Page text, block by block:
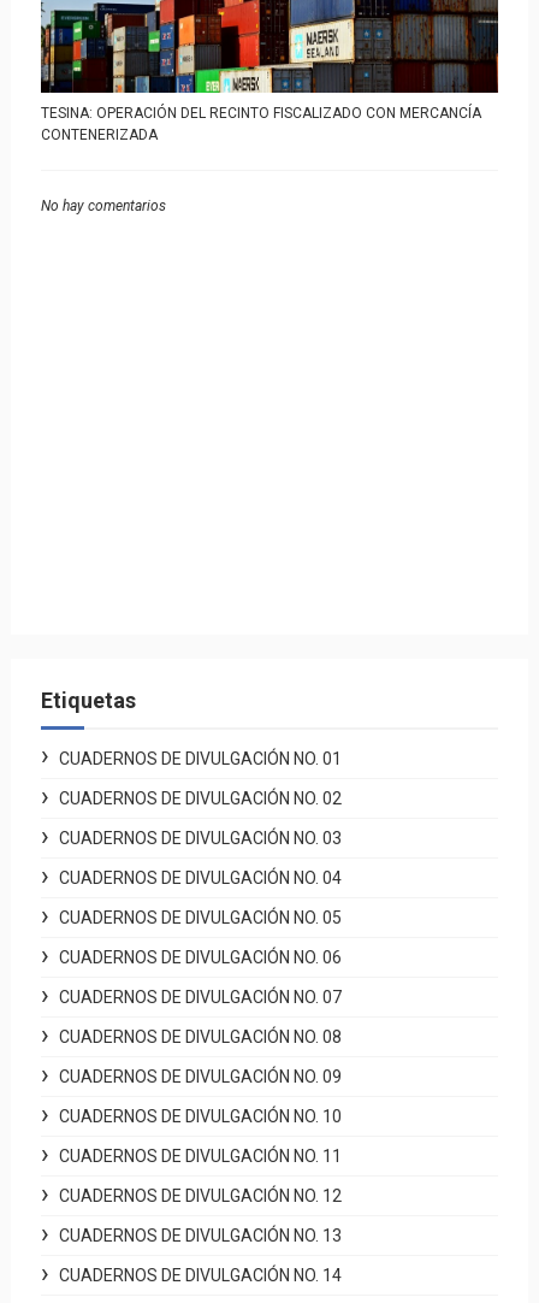
TESINA: OPERACIÓN DEL RECINTO FISCALIZADO CON MERCANCÍA
CONTENERIZADA
No hay comentarios
Etiquetas
CUADERNOS DE DIVULGACIÓN NO. 01
CUADERNOS DE DIVULGACIÓN NO. 02
CUADERNOS DE DIVULGACIÓN NO. 03
CUADERNOS DE DIVULGACIÓN NO. 04
CUADERNOS DE DIVULGACIÓN NO. 05
CUADERNOS DE DIVULGACIÓN NO. 06
CUADERNOS DE DIVULGACIÓN NO. 07
CUADERNOS DE DIVULGACIÓN NO. 08
CUADERNOS DE DIVULGACIÓN NO. 09
CUADERNOS DE DIVULGACIÓN NO. 10
CUADERNOS DE DIVULGACIÓN NO. 11
CUADERNOS DE DIVULGACIÓN NO. 12
CUADERNOS DE DIVULGACIÓN NO. 13
CUADERNOS DE DIVULGACIÓN NO. 14